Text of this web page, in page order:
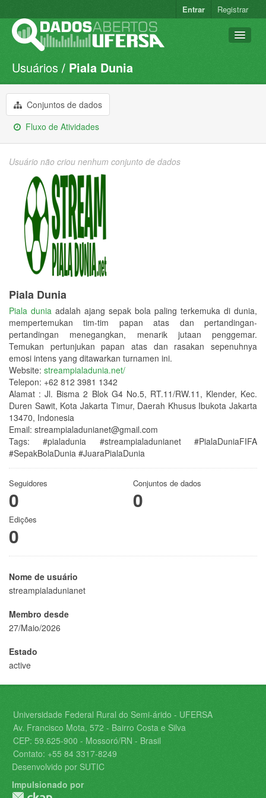
Entrar Registrar
Conjuntos de dados
Organizações
Grupos
Sobre
Usuários Piala Dunia
Conjuntos de dados
Fluxo de Atividades
Usuário não criou nenhum conjunto de dados
Piala Dunia
Piala dunia adalah ajang sepak bola paling terkemuka di dunia,
mempertemukan tim-tim papan atas dan pertandingan-
pertandingan menegangkan, menarik jutaan penggemar.
Temukan pertunjukan papan atas dan rasakan sepenuhnya
emosi intens yang ditawarkan turnamen ini.
Website: streampialadunia.net/
Telepon: +62 812 3981 1342
Alamat : Jl. Bisma 2 Blok G4 No.5, RT.11/RW.11, Klender, Kec.
Duren Sawit, Kota Jakarta Timur, Daerah Khusus Ibukota Jakarta
13470, Indonesia
Email: streampialadunianet@gmail.com
Tags: #pialadunia #streampialadunianet #PialaDuniaFIFA
#SepakBolaDunia #JuaraPialaDunia
Seguidores
0
Conjuntos de dados
0
Edições
0
Nome de usuário
streampialadunianet
Membro desde
27/Maio/2026
Estado
active
Universidade Federal Rural do Semi-árido - UFERSA
Av. Francisco Mota, 572 - Bairro Costa e Silva
CEP: 59.625-900 - Mossoró/RN - Brasil
Contato: +55 84 3317-8249
Desenvolvido por SUTIC
Impulsionado por